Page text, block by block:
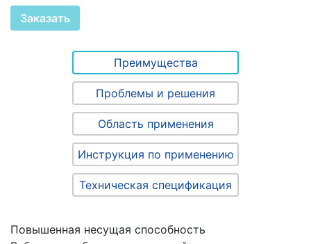
Заказать
Преимущества
Проблемы и решения
Область применения
Инструкция по применению
Техническая спецификация
Повышенная несущая способность